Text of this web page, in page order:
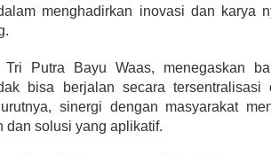
e
n
u
n
menghadirkan inovasi dan karya
Tri Putra Bayu Waas, menegaskan
bisa berjalan secara tersentralisasi
sinergi dengan masyarakat
dan solusi yang aplikatif.